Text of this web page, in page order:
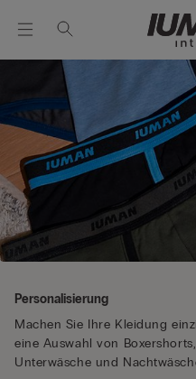
Personalisierung
Machen Sie Ihre Kleidung
eine Auswahl von
Unterwäsche und